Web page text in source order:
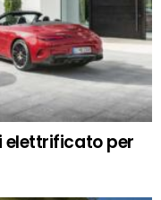
elettrificato per